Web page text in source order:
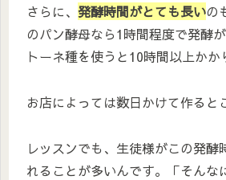
さらに、 発酵時間がとても長いの
のパン酵母なら1時間程度で発酵
トーネ種を使うと10時間以上かか
お店によっては数日かけて作ると
レッスンでも、生徒様がこの発酵
れることが多いんです。「そんな